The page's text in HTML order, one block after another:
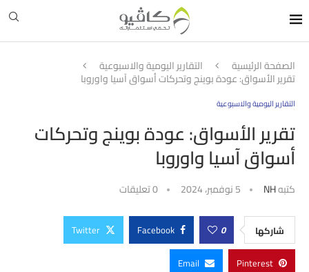
الصفحة الرئيسية التقارير اليومية والاسبوعية
تقرير الأسواق: عودة بوينج وتحركات أسواق آسيا واوروبا
التقارير اليومية والاسبوعية
تقرير الأسواق: عودة بوينج وتحركات
أسواق آسيا واوروبا
كتبهNH 5 نوفمبر، 2024 0 تعليقات
شاركها 0
Facebook
Twitter
Pinterest
Email